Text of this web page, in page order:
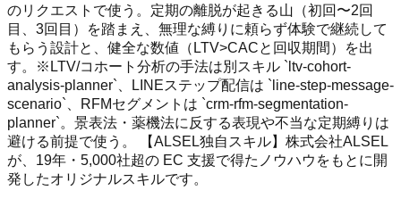
のリクエストで使う。定期の離脱が起きる山（初回〜2回
目、3回目）を踏まえ、無理な縛りに頼らず体験で継続して
もらう設計と、健全な数値（LTV>CACと回収期間）を出
す。※LTV/コホート分析の手法は別スキル `ltv-cohort-
analysis-planner`、LINEステップ配信は `line-step-message-
scenario`、RFMセグメントは `crm-rfm-segmentation-
planner`。景表法・薬機法に反する表現や不当な定期縛りは
避ける前提で使う。 【ALSEL独自スキル】株式会社ALSEL
が、19年・5,000社超の EC 支援で得たノウハウをもとに開
発したオリジナルスキルです。